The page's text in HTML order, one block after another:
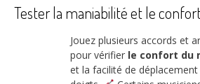
Tester la maniabilité et le
Jouez plusieurs accords et
pour vérifier le confort du
et la facilité de déplacement